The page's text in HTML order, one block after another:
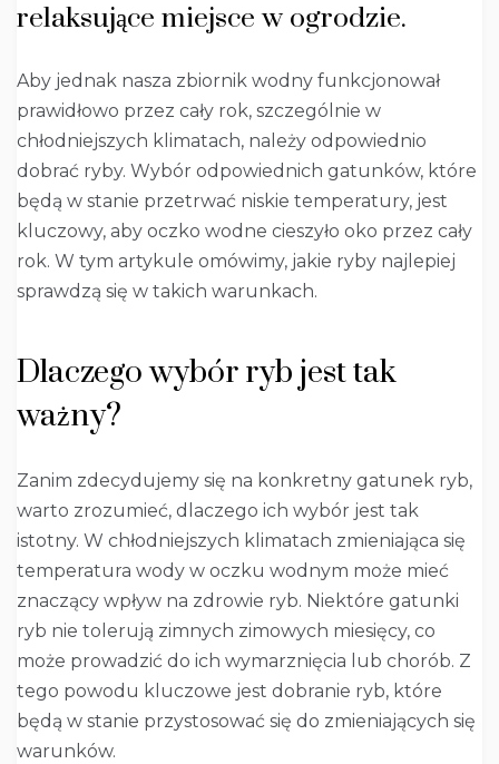
relaksujące miejsce w ogrodzie.
Aby jednak nasza zbiornik wodny funkcjonował
prawidłowo przez cały rok, szczególnie w
chłodniejszych klimatach, należy odpowiednio
dobrać ryby. Wybór odpowiednich gatunków, które
będą w stanie przetrwać niskie temperatury, jest
kluczowy, aby oczko wodne cieszyło oko przez cały
rok. W tym artykule omówimy, jakie ryby najlepiej
sprawdzą się w takich warunkach.
Dlaczego wybór ryb jest tak
ważny?
Zanim zdecydujemy się na konkretny gatunek ryb,
warto zrozumieć, dlaczego ich wybór jest tak
istotny. W chłodniejszych klimatach zmieniająca się
temperatura wody w oczku wodnym może mieć
znaczący wpływ na zdrowie ryb. Niektóre gatunki
ryb nie tolerują zimnych zimowych miesięcy, co
może prowadzić do ich wymarznięcia lub chorób. Z
tego powodu kluczowe jest dobranie ryb, które
będą w stanie przystosować się do zmieniających się
warunków.